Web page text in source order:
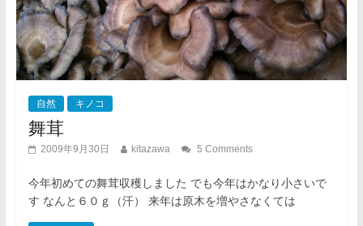
自然 キノコ
舞茸
2009年9月30日 kitazawa 5 Comments
今年初めての舞茸収穫しました でも今年はかなり小さいで
す なんと６０ｇ（汗） 来年は原木を増やさなくては